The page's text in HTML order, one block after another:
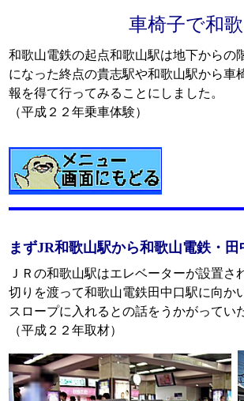
車椅子で和
和歌山電鉄の起点和歌山駅は地下からの
になった終点の貴志駅や和歌山駅から
報を得て行ってみることにしました。
（平成２２年乗車体験）
まずJR和歌山駅から和歌山電鉄・
ＪＲの和歌山駅はエレベーターが設置
切りを渡って和歌山電鉄田中口駅に向か
スロープに入れるとの話をうかがって
（平成２２年取材）